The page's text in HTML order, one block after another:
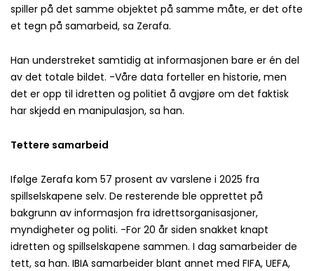
spiller på det samme objektet på samme måte, er det ofte
et tegn på samarbeid, sa Zerafa.
Han understreket samtidig at informasjonen bare er én del
av det totale bildet. -Våre data forteller en historie, men
det er opp til idretten og politiet å avgjøre om det faktisk
har skjedd en manipulasjon, sa han.
Tettere samarbeid
Ifølge Zerafa kom 57 prosent av varslene i 2025 fra
spillselskapene selv. De resterende ble opprettet på
bakgrunn av informasjon fra idrettsorganisasjoner,
myndigheter og politi. -For 20 år siden snakket knapt
idretten og spillselskapene sammen. I dag samarbeider de
tett, sa han. IBIA samarbeider blant annet med FIFA, UEFA,